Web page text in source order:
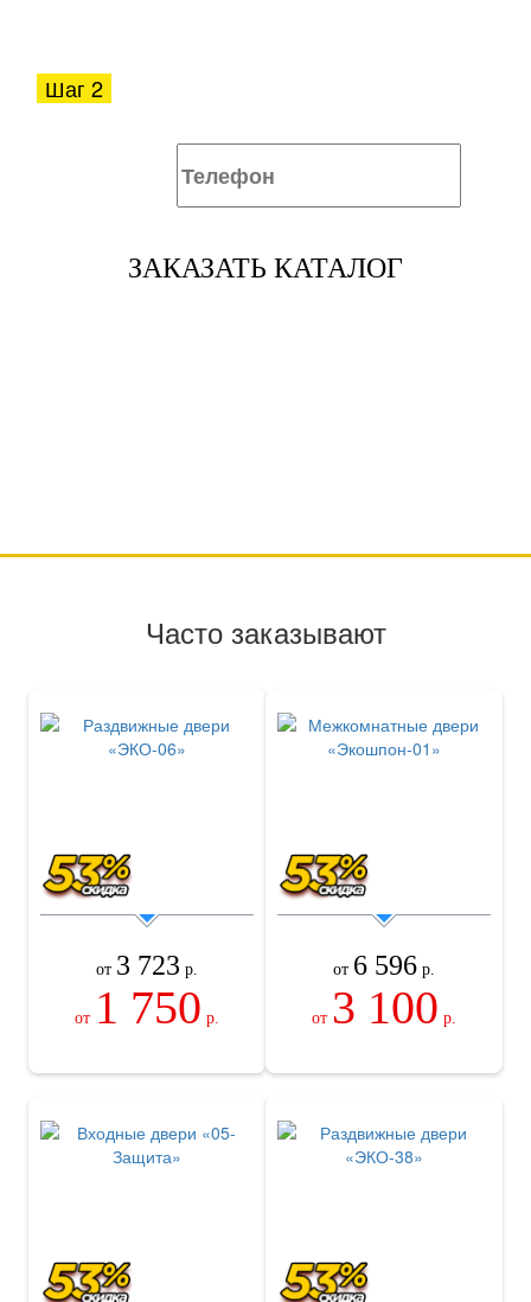
Шаг 2
ЗАКАЗАТЬ КАТАЛОГ
Часто заказывают
от 3 723 р.
от 1 750 р.
от 6 596 р.
от 3 100 р.